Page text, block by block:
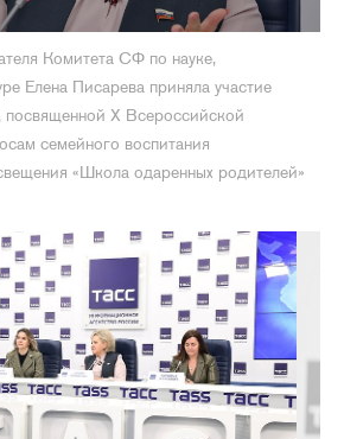
Комитета СФ по науке,
Елена Писарева приняла участие
посвященной X Всероссийской
семейного воспитания
«Школа одаренных родителей»